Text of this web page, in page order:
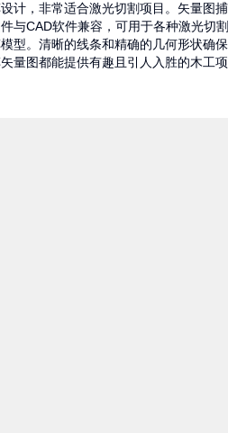
计，非常适合激光切割项目。矢量图
与CAD软件兼容，可用于各种激光切
型。清晰的线条和精确的几何形状确
量图都能提供有趣且引人入胜的木工